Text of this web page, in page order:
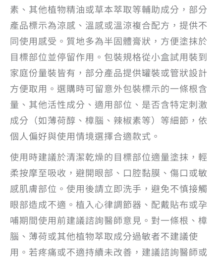
素、其他植物精油或草本萃取等輔助成分，部分
產品標示為涼感、溫感或溫涼複合配方，提供不
同使用感受。質地多為半固體膏狀，方便塗抹於
目標部位並停留作用。包裝規格從小盒試用裝到
家庭份量裝皆有，部分產品提供罐裝或管狀設計
方便取用。選購時可留意外包裝標示的一條根含
量、其他活性成分、適用部位、是否含特定刺激
成分（如薄荷醇、樟腦、辣椒素等）等細節，依
個人偏好與使用情境選擇合適款式。
使用時建議於清潔乾燥的目標部位適量塗抹，輕
柔按摩至吸收，避開眼部、口腔黏膜、傷口或敏
感肌膚部位。使用後請立即洗手，避免不慎接觸
眼部造成不適。植入心律調節器、配戴貼布或孕
哺期間使用前建議諮詢醫師意見。對一條根、樟
腦、薄荷或其他植物萃取成分過敏者不建議使
用。若疼痛或不適持續未改善，建議諮詢醫師或